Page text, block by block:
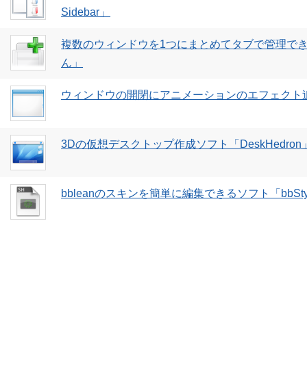
Sidebar」
複数のウィンドウを1つにまとめてタブで管理で
ん」
ウィンドウの開閉にアニメーションのエフェク
3Dの仮想デスクトップ作成ソフト「DeskHedron
bbleanのスキンを簡単に編集できるソフト「